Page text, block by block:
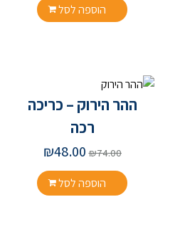
הוספה לסל
ההר הירוק – כריכה
רכה
₪74.00
₪48.00
הוספה לסל